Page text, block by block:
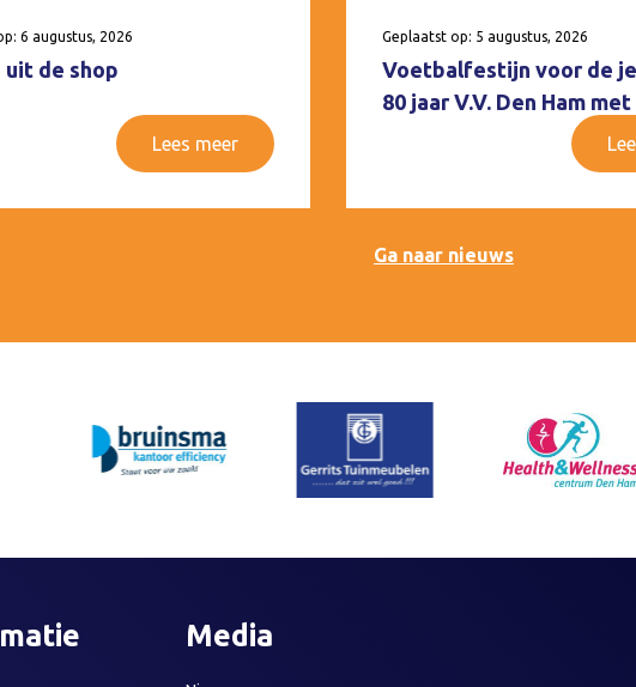
6 augustus, 2026
uit de shop
Lees meer
Geplaatst op: 5 augustus, 2026
Voetbalfestijn voor de
80 jaar V.V. Den Ham
Ga naar nieuws
Media